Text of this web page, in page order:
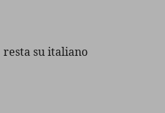
resta su italiano